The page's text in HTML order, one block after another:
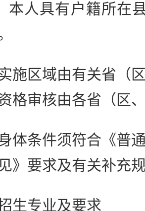
人具有户籍所在县
区域由有关省（区
格审核由各省（区
条件须符合《普通
》要求及有关补充
专业及要求